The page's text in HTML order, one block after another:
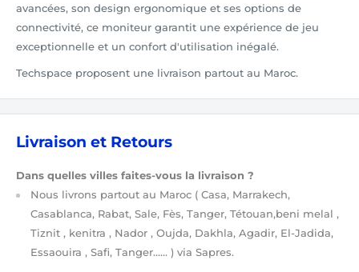
avancées, son design ergonomique et ses options de
connectivité, ce moniteur garantit une expérience de jeu
exceptionnelle et un confort d'utilisation inégalé.
Techspace proposent une livraison partout au Maroc.
Livraison et Retours
Dans quelles villes faites-vous la livraison ?
Nous livrons partout au Maroc ( Casa, Marrakech,
Casablanca, Rabat, Sale, Fès, Tanger, Tétouan,beni melal ,
Tiznit , kenitra , Nador , Oujda, Dakhla, Agadir, El-Jadida,
Essaouira , Safi, Tanger…… ) via Sapres.